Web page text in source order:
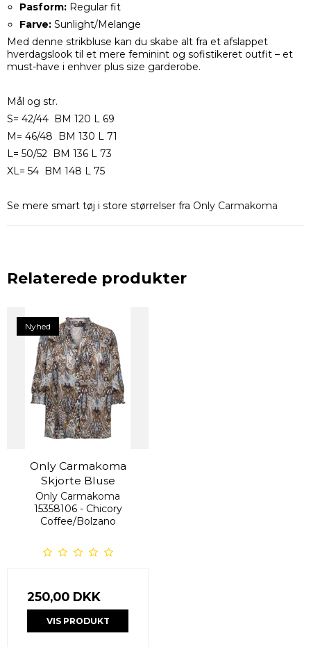
Pasform:Regular fit
Farve: Sunlight/Melange
Med denne strikbluse kan du skabe alt fra et afslappet
hverdagslook til et mere feminint og sofistikeret outfit – et
must-have i enhver plus size garderobe.
Mål og str.
S= 42/44 BM 120 L 69
M= 46/48 BM 130 L 71
L= 50/52 BM 136 L 73
XL= 54 BM 148 L 75
Se mere smart tøj i store størrelser fra Only Carmakoma
Relaterede produkter
Nyhed
Only Carmakoma
Skjorte Bluse
Only Carmakoma
15358106 - Chicory
Coffee/Bolzano
250,00 DKK
VIS PRODUKT